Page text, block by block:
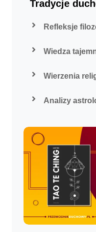
Tradycje
Refleksje
Wiedza
Wierzenia
Analizy